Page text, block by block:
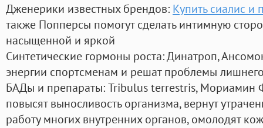
Дженерики известных брендов: Купить сиалис и
также Попперсы помогут сделать интимную
насыщенной и яркой
Синтетические гормоны роста: Динатроп,
энергии спортсменам и решат проблемы
БАДы и препараты:Tribulus terrestris, Мориамин
повысят выносливость организма, вернут
работу многих внутренних органов, омолодят